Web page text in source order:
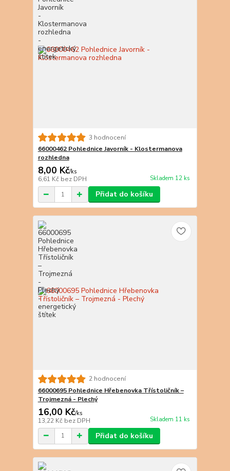
3 hodnocení
66000462 Pohlednice Javorník - Klostermanova
rozhledna
8,00 Kč/ks
6,61 Kč bez DPH Skladem 12 ks
Přidat do košíku
2 hodnocení
66000695 Pohlednice Hřebenovka Třístoličník –
Trojmezná - Plechý
16,00 Kč/ks
13,22 Kč bez DPH Skladem 11 ks
Přidat do košíku